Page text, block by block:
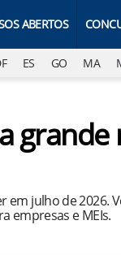
ABERTOS
ES GO MA
em julho de 2026.
empresas e MEIs.